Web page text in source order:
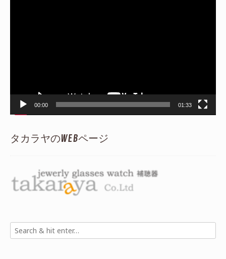
00:00 01:33
タカラヤのWEBページ